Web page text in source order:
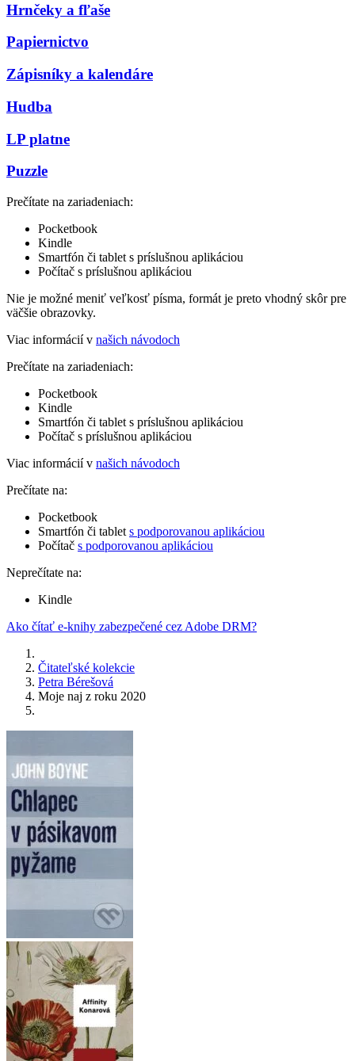
Hrnčeky a fľaše
Papiernictvo
Zápisníky a kalendáre
Hudba
LP platne
Puzzle
Prečítate na zariadeniach:
Pocketbook
Kindle
Smartfón či tablet s príslušnou aplikáciou
Počítač s príslušnou aplikáciou
Nie je možné meniť veľkosť písma, formát je preto vhodný skôr pre
väčšie obrazovky.
Viac informácií v našich návodoch
Prečítate na zariadeniach:
Pocketbook
Kindle
Smartfón či tablet s príslušnou aplikáciou
Počítač s príslušnou aplikáciou
Viac informácií v našich návodoch
Prečítate na:
Pocketbook
Smartfón či tablet s podporovanou aplikáciou
Počítač s podporovanou aplikáciou
Neprečítate na:
Kindle
Ako čítať e-knihy zabezpečené cez Adobe DRM?
Čitateľské kolekcie
Petra Bérešová
Moje naj z roku 2020